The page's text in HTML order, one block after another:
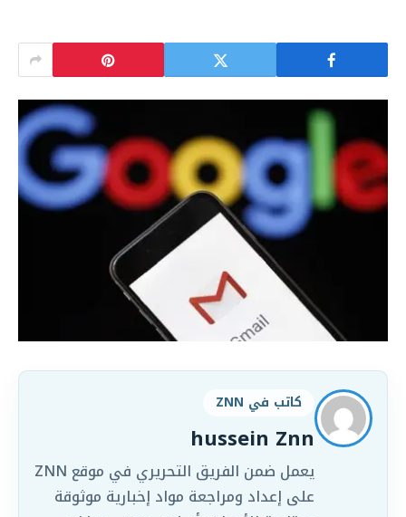
كاتب في ZNN
hussein Znn
يعمل ضمن الفريق التحريري في موقع ZNN
على إعداد ومراجعة مواد إخبارية موثوقة